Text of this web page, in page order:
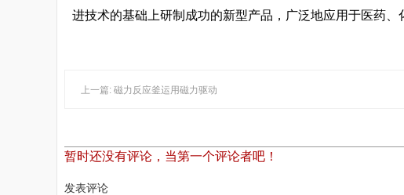
进技术的基础上研制成功的新型产品，广泛地应用于医药
上一篇: 磁力反应釜运用磁力驱动
暂时还没有评论，当第一个评论者吧！
发表评论